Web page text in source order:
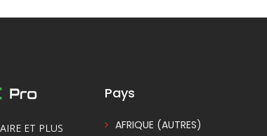
ET PLUS
Pays
AFRIQUE (AUTRES)